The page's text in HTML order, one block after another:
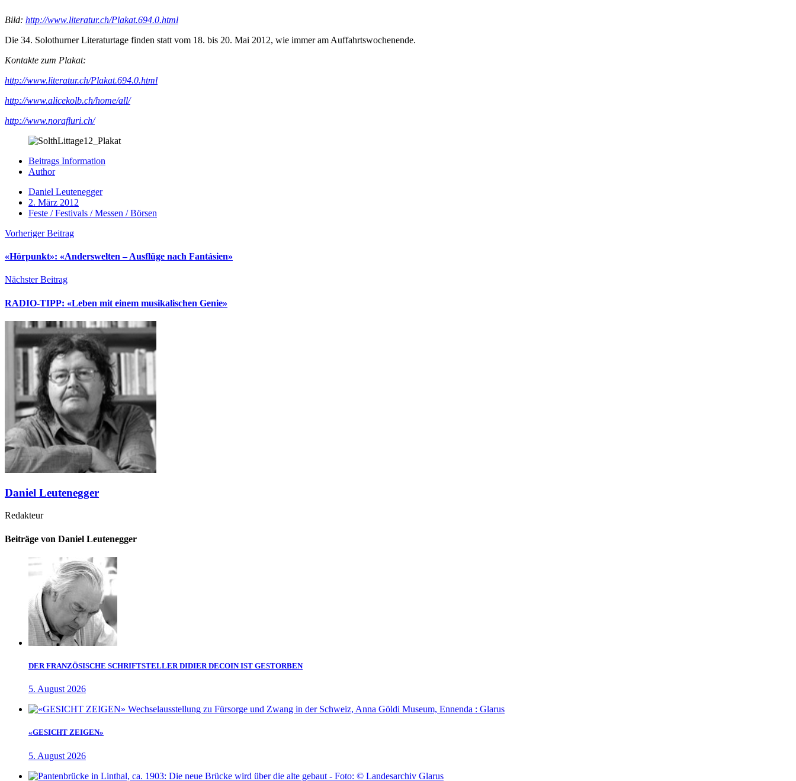
Bild: http://www.literatur.ch/Plakat.694.0.html
Die 34. Solothurner Literaturtage finden statt vom 18. bis 20. Mai 2012, wie immer am Auffahrtswochenende.
Kontakte zum Plakat:
http://www.literatur.ch/Plakat.694.0.html
http://www.alicekolb.ch/home/all/
http://www.norafluri.ch/
Beitrags Information
Author
Daniel Leutenegger
2. März 2012
Feste / Festivals / Messen / Börsen
Vorheriger Beitrag
«Hörpunkt»: «Anderswelten – Ausflüge nach Fantásien»
Nächster Beitrag
RADIO-TIPP: «Leben mit einem musikalischen Genie»
Daniel Leutenegger
Redakteur
Beiträge von Daniel Leutenegger
DER FRANZÖSISCHE SCHRIFTSTELLER DIDIER DECOIN IST GESTORBEN
5. August 2026
«GESICHT ZEIGEN»
5. August 2026